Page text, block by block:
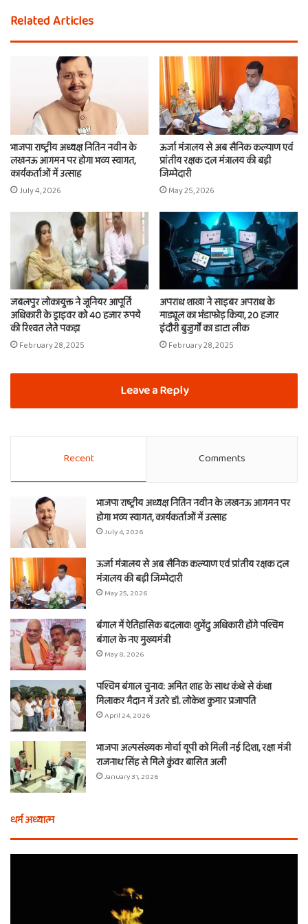
Related Articles
भाजपा राष्ट्रीय अध्यक्ष नितिन नवीन के
लखनऊ आगमन पर होगा भव्य स्वागत,
कार्यकर्ताओं में उत्साह
July 4, 2026
ऊर्जा मंत्रालय से अब सैनिक कल्याण एवं
प्रांतीय रक्षक दल मंत्रालय की बड़ी
जिम्मेदारी
May 25, 2026
जबलपुर लोकायुक्त ने जूनियर आपूर्ति
अधिकारी के ड्राइवर को 40 हजार रुपये
की रिश्वत लेते पकड़ा
February 28, 2025
अपराध शाखा ने साइबर अपराध के
माड्यूल का भंडाफोड़ किया, 20 हजार
इंदौरी बुजुर्गों का डाटा लीक
February 28, 2025
Leave a Reply
Recent Comments
भाजपा राष्ट्रीय अध्यक्ष नितिन नवीन के लखनऊ आगमन पर
होगा भव्य स्वागत, कार्यकर्ताओं में उत्साह
July 4, 2026
ऊर्जा मंत्रालय से अब सैनिक कल्याण एवं प्रांतीय रक्षक दल
मंत्रालय की बड़ी जिम्मेदारी
May 25, 2026
बंगाल में ऐतिहासिक बदलाव! शुभेंदु अधिकारी होंगे पश्चिम
बंगाल के नए मुख्यमंत्री
May 8, 2026
पश्चिम बंगाल चुनाव: अमित शाह के साथ कंधे से कंधा
मिलाकर मैदान में उतरे डॉ. लोकेश कुमार प्रजापति
April 24, 2026
भाजपा अल्पसंख्यक मोर्चा यूपी को मिली नई दिशा, रक्षा मंत्री
राजनाथ सिंह से मिले कुंवर बासित अली
January 31, 2026
धर्म अध्यात्म